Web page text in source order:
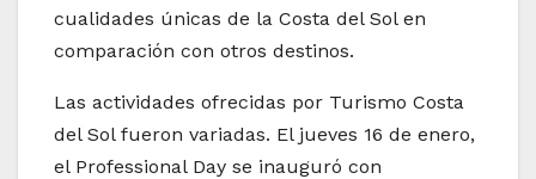
cualidades únicas de la Costa del Sol en
comparación con otros destinos.
Las actividades ofrecidas por Turismo Costa
del Sol fueron variadas. El jueves 16 de enero,
el Professional Day se inauguró con